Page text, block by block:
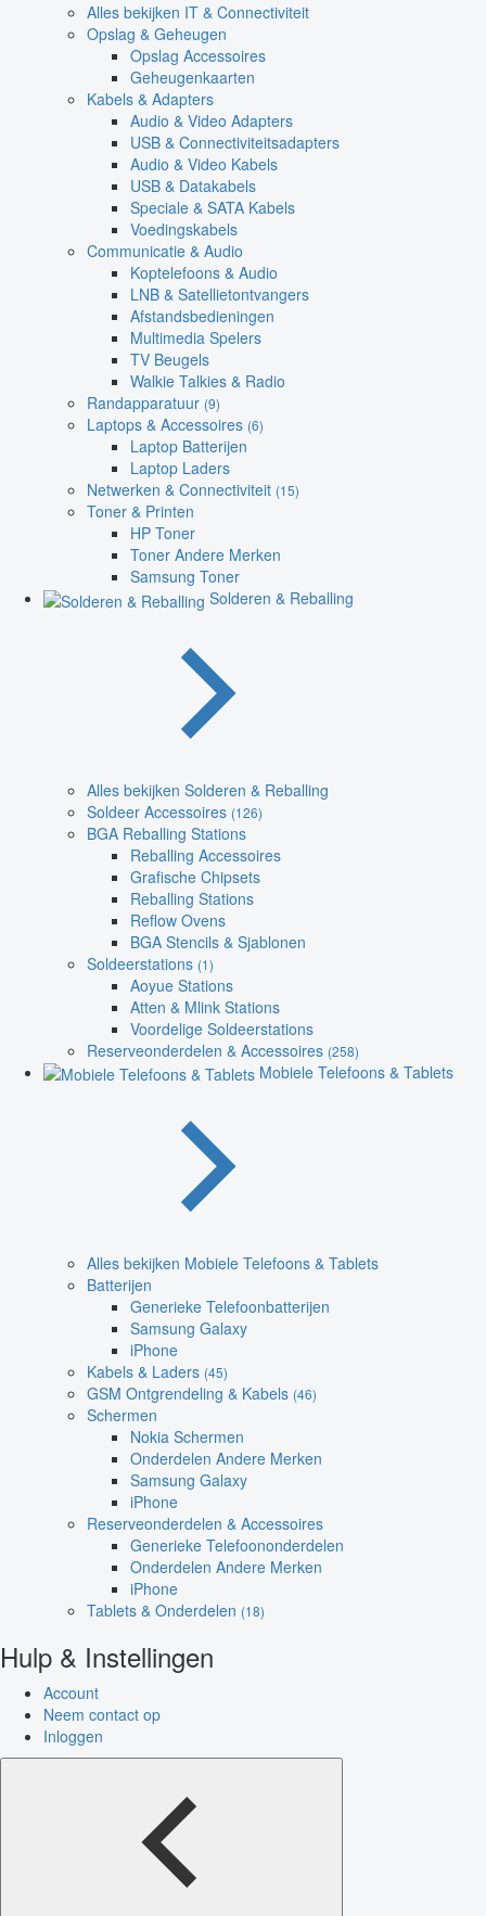
Alles bekijken IT & Connectiviteit
Opslag & Geheugen
Opslag Accessoires
Geheugenkaarten
Kabels & Adapters
Audio & Video Adapters
USB & Connectiviteitsadapters
Audio & Video Kabels
USB & Datakabels
Speciale & SATA Kabels
Voedingskabels
Communicatie & Audio
Koptelefoons & Audio
LNB & Satellietontvangers
Afstandsbedieningen
Multimedia Spelers
TV Beugels
Walkie Talkies & Radio
Randapparatuur (9)
Laptops & Accessoires (6)
Laptop Batterijen
Laptop Laders
Netwerken & Connectiviteit (15)
Toner & Printen
HP Toner
Toner Andere Merken
Samsung Toner
Solderen & Reballing
Alles bekijken Solderen & Reballing
Soldeer Accessoires (126)
BGA Reballing Stations
Reballing Accessoires
Grafische Chipsets
Reballing Stations
Reflow Ovens
BGA Stencils & Sjablonen
Soldeerstations (1)
Aoyue Stations
Atten & Mlink Stations
Voordelige Soldeerstations
Reserveonderdelen & Accessoires (258)
Mobiele Telefoons & Tablets
Alles bekijken Mobiele Telefoons & Tablets
Batterijen
Generieke Telefoonbatterijen
Samsung Galaxy
iPhone
Kabels & Laders (45)
GSM Ontgrendeling & Kabels (46)
Schermen
Nokia Schermen
Onderdelen Andere Merken
Samsung Galaxy
iPhone
Reserveonderdelen & Accessoires
Generieke Telefoononderdelen
Onderdelen Andere Merken
iPhone
Tablets & Onderdelen (18)
Hulp & Instellingen
Account
Neem contact op
Inloggen